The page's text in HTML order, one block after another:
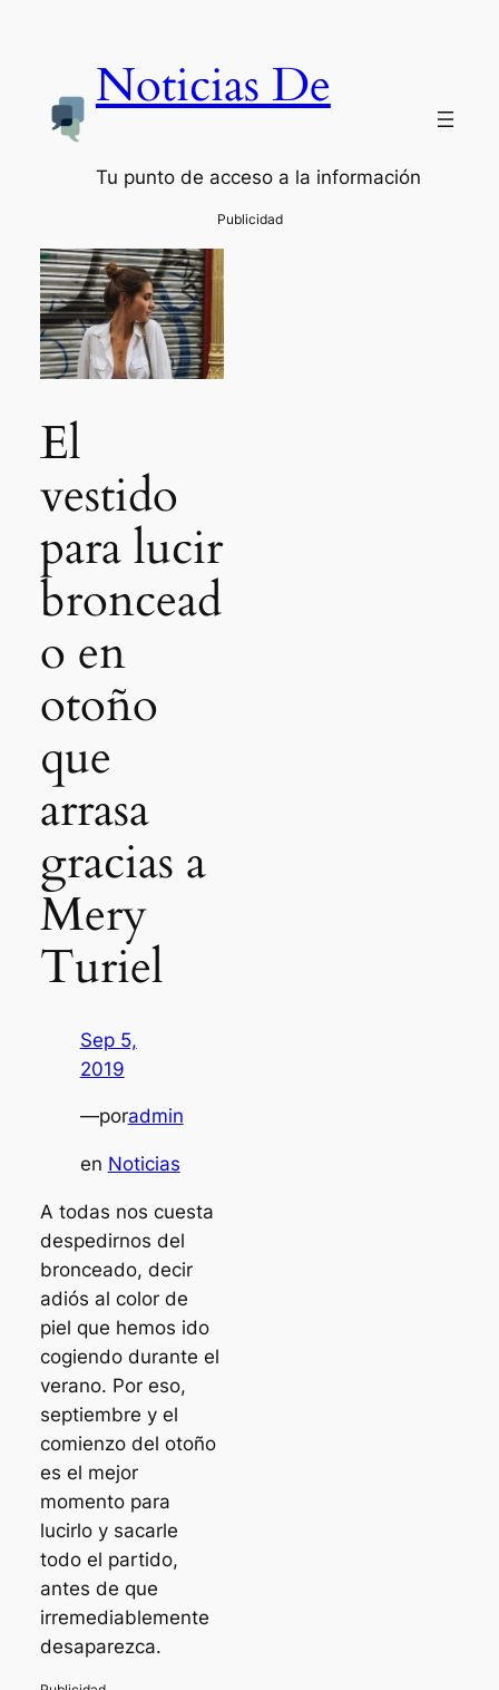
Noticias De
Tu punto de acceso a la información
El
vestido
para lucir
broncead
o en
otoño
que
arrasa
gracias a
Mery
Turiel
Sep 5,
2019
—poradmin
en Noticias
A todas nos cuesta
despedirnos del
bronceado, decir
adiós al color de
piel que hemos ido
cogiendo durante el
verano. Por eso,
septiembre y el
comienzo del otoño
es el mejor
momento para
lucirlo y sacarle
todo el partido,
antes de que
irremediablemente
desaparezca.